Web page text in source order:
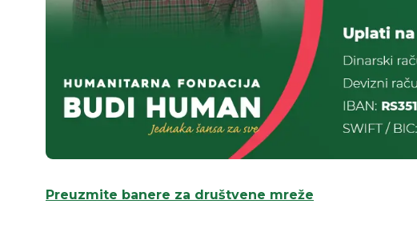
Preuzmite banere za društvene mreže